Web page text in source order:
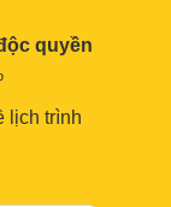
quyền
lịch trình